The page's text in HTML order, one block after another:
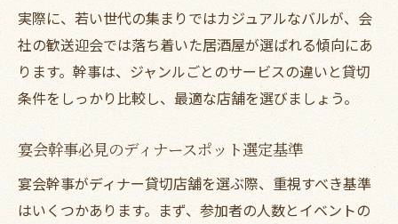
実際に、若い世代の集まりではカジュアルなバルが、会
社の歓送迎会では落ち着いた居酒屋が選ばれる傾向にあ
ります。幹事は、ジャンルごとのサービスの違いと貸切
条件をしっかり比較し、最適な店舗を選びましょう。
宴会幹事必見のディナースポット選定基準
宴会幹事がディナー貸切店舗を選ぶ際、重視すべき基準
はいくつかあります。まず、参加者の人数とイベントの